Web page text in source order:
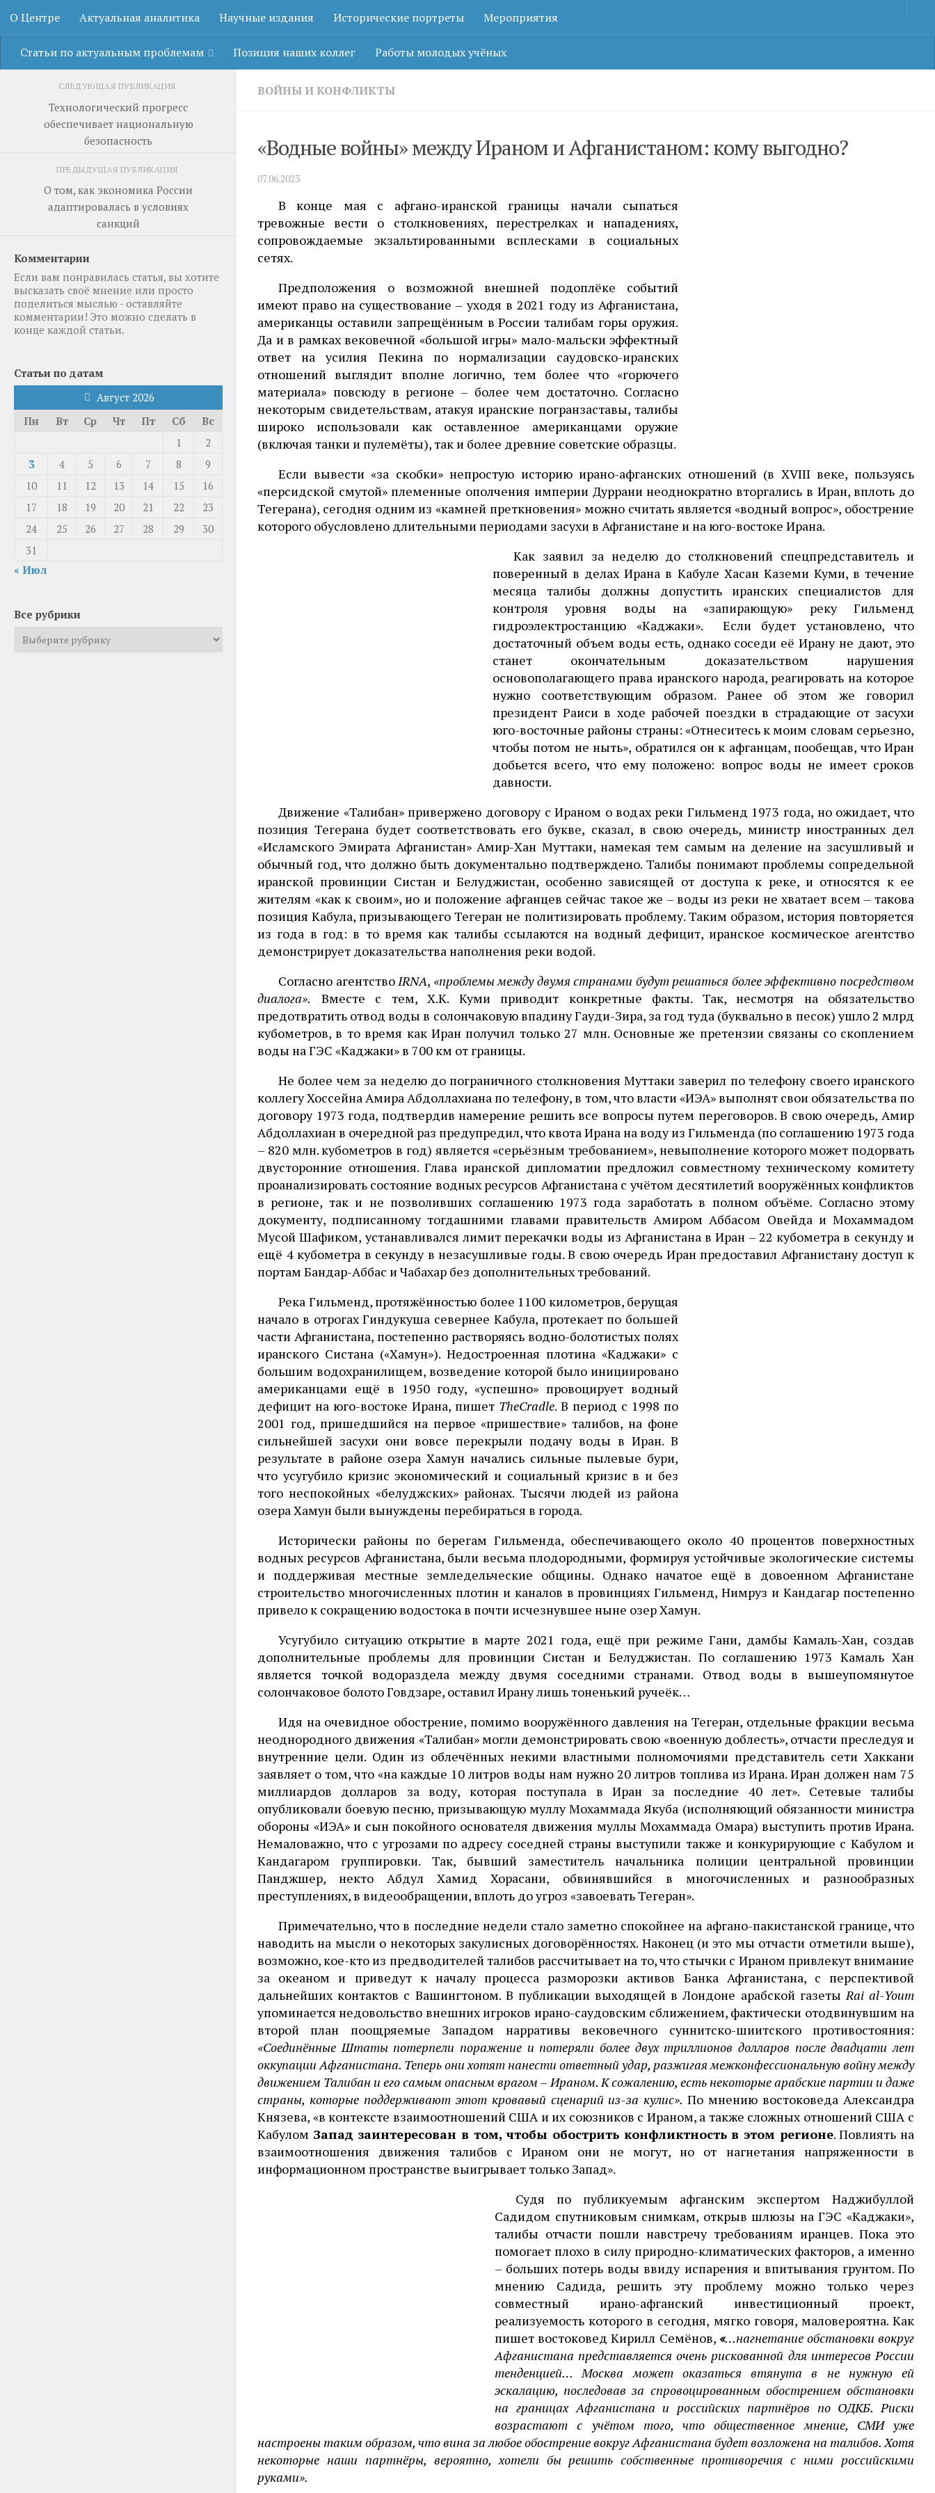
Перейти к содержимому
О Центре Актуальная аналитика Научные издания Исторические портреты Мероприятия
Статьи по актуальным проблемам Позиция наших коллег Работы молодых учёных
ВОЙНЫ И КОНФЛИКТЫ
«Водные войны» между Ираном и Афганистаном: кому выгодно?
07.06.2023
В конце мая с афгано-иранской границы начали сыпаться
тревожные вести о столкновениях, перестрелках и нападениях,
сопровождаемые экзальтированными всплесками в социальных
сетях.
Предположения о возможной внешней подоплёке событий
имеют право на существование – уходя в 2021 году из Афганистана,
американцы оставили запрещённым в России талибам горы оружия.
Да и в рамках вековечной «большой игры» мало-мальски эффектный
ответ на усилия Пекина по нормализации саудовско-иранских
отношений выглядит вполне логично, тем более что «горючего
материала» повсюду в регионе – более чем достаточно. Согласно
некоторым свидетельствам, атакуя иранские погранзаставы, талибы
широко использовали как оставленное американцами оружие
(включая танки и пулемёты), так и более древние советские образцы.
Если вывести «за скобки» непростую историю ирано-афганских отношений (в XVIII веке, пользуясь
«персидской смутой» племенные ополчения империи Дуррани неоднократно вторгались в Иран, вплоть до
Тегерана), сегодня одним из «камней преткновения» можно считать является «водный вопрос», обострение
которого обусловлено длительными периодами засухи в Афганистане и на юго-востоке Ирана.
Как заявил за неделю до столкновений спецпредставитель и
поверенный в делах Ирана в Кабуле Хасан Каземи Куми, в течение
месяца талибы должны допустить иранских специалистов для
контроля уровня воды на «запирающую» реку Гильменд
гидроэлектростанцию «Каджаки». Если будет установлено, что
достаточный объем воды есть, однако соседи её Ирану не дают, это
станет окончательным доказательством нарушения
основополагающего права иранского народа, реагировать на которое
нужно соответствующим образом. Ранее об этом же говорил
президент Раиси в ходе рабочей поездки в страдающие от засухи
юго-восточные районы страны: «Отнеситесь к моим словам серьезно,
чтобы потом не ныть», обратился он к афганцам, пообещав, что Иран
добьется всего, что ему положено: вопрос воды не имеет сроков
давности.
Движение «Талибан» привержено договору с Ираном о водах реки Гильменд 1973 года, но ожидает, что
позиция Тегерана будет соответствовать его букве, сказал, в свою очередь, министр иностранных дел
«Исламского Эмирата Афганистан» Амир-Хан Муттаки, намекая тем самым на деление на засушливый и
обычный год, что должно быть документально подтверждено. Талибы понимают проблемы сопредельной
иранской провинции Систан и Белуджистан, особенно зависящей от доступа к реке, и относятся к ее
жителям «как к своим», но и положение афганцев сейчас такое же – воды из реки не хватает всем – такова
позиция Кабула, призывающего Тегеран не политизировать проблему. Таким образом, история повторяется
из года в год: в то время как талибы ссылаются на водный дефицит, иранское космическое агентство
демонстрирует доказательства наполнения реки водой.
Согласно агентствоIRNA, «проблемы между двумя странами будут решаться более эффективно посредством
диалога». Вместе с тем, Х.К. Куми приводит конкретные факты. Так, несмотря на обязательство
предотвратить отвод воды в солончаковую впадину Гауди-Зира, за год туда (буквально в песок) ушло 2 млрд
кубометров, в то время как Иран получил только 27 млн. Основные же претензии связаны со скоплением
воды на ГЭС «Каджаки» в 700 км от границы.
Не более чем за неделю до пограничного столкновения Муттаки заверил по телефону своего иранского
коллегу Хоссейна Амира Абдоллахиана по телефону, в том, что власти «ИЭА» выполнят свои обязательства по
договору 1973 года, подтвердив намерение решить все вопросы путем переговоров. В свою очередь, Амир
Абдоллахиан в очередной раз предупредил, что квота Ирана на воду из Гильменда (по соглашению 1973 года
– 820 млн. кубометров в год) является «серьёзным требованием», невыполнение которого может подорвать
двусторонние отношения. Глава иранской дипломатии предложил совместному техническому комитету
проанализировать состояние водных ресурсов Афганистана с учётом десятилетий вооружённых конфликтов
в регионе, так и не позволивших соглашению 1973 года заработать в полном объёме. Согласно этому
документу, подписанному тогдашними главами правительств Амиром Аббасом Овейда и Мохаммадом
Мусой Шафиком, устанавливался лимит перекачки воды из Афганистана в Иран – 22 кубометра в секунду и
ещё 4 кубометра в секунду в незасушливые годы. В свою очередь Иран предоставил Афганистану доступ к
портам Бандар-Аббас и Чабахар без дополнительных требований.
Река Гильменд, протяжённостью более 1100 километров, берущая
начало в отрогах Гиндукуша севернее Кабула, протекает по большей
части Афганистана, постепенно растворяясь водно-болотистых полях
иранского Систана («Хамун»). Недостроенная плотина «Каджаки» с
большим водохранилищем, возведение которой было инициировано
американцами ещё в 1950 году, «успешно» провоцирует водный
дефицит на юго-востоке Ирана, пишет TheCradle. В период с 1998 по
2001 год, пришедшийся на первое «пришествие» талибов, на фоне
сильнейшей засухи они вовсе перекрыли подачу воды в Иран. В
результате в районе озера Хамун начались сильные пылевые бури,
что усугубило кризис экономический и социальный кризис в и без
того неспокойных «белуджских» районах. Тысячи людей из района
озера Хамун были вынуждены перебираться в города.
Исторически районы по берегам Гильменда, обеспечивающего около 40 процентов поверхностных
водных ресурсов Афганистана, были весьма плодородными, формируя устойчивые экологические системы
и поддерживая местные земледельческие общины. Однако начатое ещё в довоенном Афганистане
строительство многочисленных плотин и каналов в провинциях Гильменд, Нимруз и Кандагар постепенно
привело к сокращению водостока в почти исчезнувшее ныне озер Хамун.
Усугубило ситуацию открытие в марте 2021 года, ещё при режиме Гани, дамбы Камаль-Хан, создав
дополнительные проблемы для провинции Систан и Белуджистан. По соглашению 1973 Камаль Хан
является точкой водораздела между двумя соседними странами. Отвод воды в вышеупомянутое
солончаковое болото Говдзаре, оставил Ирану лишь тоненький ручеёк…
Идя на очевидное обострение, помимо вооружённого давления на Тегеран, отдельные фракции весьма
неоднородного движения «Талибан» могли демонстрировать свою «военную доблесть», отчасти преследуя и
внутренние цели. Один из облечённых некими властными полномочиями представитель сети Хаккани
заявляет о том, что «на каждые 10 литров воды нам нужно 20 литров топлива из Ирана. Иран должен нам 75
миллиардов долларов за воду, которая поступала в Иран за последние 40 лет». Сетевые талибы
опубликовали боевую песню, призывающую муллу Мохаммада Якуба (исполняющий обязанности министра
обороны «ИЭА» и сын покойного основателя движения муллы Мохаммада Омара) выступить против Ирана.
Немаловажно, что с угрозами по адресу соседней страны выступили также и конкурирующие с Кабулом и
Кандагаром группировки. Так, бывший заместитель начальника полиции центральной провинции
Панджшер, некто Абдул Хамид Хорасани, обвинявшийся в многочисленных и разнообразных
преступлениях, в видеообращении, вплоть до угроз «завоевать Тегеран».
Примечательно, что в последние недели стало заметно спокойнее на афгано-пакистанской границе, что
наводить на мысли о некоторых закулисных договорённостях. Наконец (и это мы отчасти отметили выше),
возможно, кое-кто из предводителей талибов рассчитывает на то, что стычки с Ираном привлекут внимание
за океаном и приведут к началу процесса разморозки активов Банка Афганистана, с перспективой
дальнейших контактов с Вашингтоном. В публикации выходящей в Лондоне арабской газетыRai al-Youm
упоминается недовольство внешних игроков ирано-саудовским сближением, фактически отодвинувшим на
второй план поощряемые Западом нарративы вековечного суннитско-шиитского противостояния:
«Соединённые Штаты потерпели поражение и потеряли более двух триллионов долларов после двадцати лет
оккупации Афганистана. Теперь они хотят нанести ответный удар, разжигая межконфессиональную войну между
движением Талибан и его самым опасным врагом – Ираном. К сожалению, есть некоторые арабские партии и даже
страны, которые поддерживают этот кровавый сценарий из-за кулис».По мнению востоковеда Александра
Князева, «в контексте взаимоотношений США и их союзников с Ираном, а также сложных отношений США с
Кабулом Запад заинтересован в том, чтобы обострить конфликтность в этом регионе. Повлиять на
взаимоотношения движения талибов с Ираном они не могут, но от нагнетания напряженности в
информационном пространстве выигрывает только Запад».
Судя по публикуемым афганским экспертом Наджибуллой
Садидом спутниковым снимкам, открыв шлюзы на ГЭС «Каджаки»,
талибы отчасти пошли навстречу требованиям иранцев. Пока это
помогает плохо в силу природно-климатических факторов, а именно
– больших потерь воды ввиду испарения и впитывания грунтом. По
мнению Садида, решить эту проблему можно только через
совместный ирано-афганский инвестиционный проект,
реализуемость которого в сегодня, мягко говоря, маловероятна. Как
пишет востоковед Кирилл Семёнов, «…нагнетание обстановки вокруг
Афганистана представляется очень рискованной для интересов России
тенденцией… Москва может оказаться втянута в не нужную ей
эскалацию, последовав за спровоцированным обострением обстановки
на границах Афганистана и российских партнёров по ОДКБ. Риски
возрастают с учётом того, что общественное мнение, СМИ уже
настроены таким образом, что вина за любое обострение вокруг Афганистана будет возложена на талибов. Хотя
некоторые наши партнёры, вероятно, хотели бы решить собственные противоречия с ними российскими
руками».
СЛЕДУЮЩАЯ ПУБЛИКАЦИЯ
Технологический прогресс
обеспечивает национальную
безопасность
ПРЕДЫДУЩАЯ ПУБЛИКАЦИЯ
О том, как экономика России
адаптировалась в условиях
санкций
Комментарии
Если вам понравилась статья, вы хотите
высказать своё мнение или просто
поделиться мыслью - оставляйте
комментарии! Это можно сделать в
конце каждой статьи.
Статьи по датам
Август 2026
Пн
Вт Ср Чт Пт Сб
Вс
1
2
3
4 5 6 7 8
9
10
11 12 13 14 15
16
17
18 19 20 21 22
23
24
25 26 27 28 29
30
31
« Июл
Все рубрики
Все